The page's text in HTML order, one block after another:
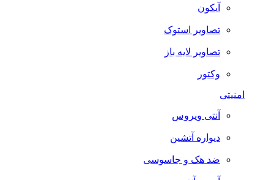
آیکون
تصاویر استوک
تصاویر لایه باز
وکتور
امنیتی
آنتی ویروس
دیواره آتشین
ضد هک و جاسوسی